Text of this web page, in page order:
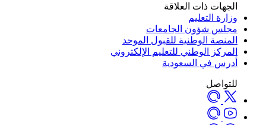
الجهات ذات العلاقة
وزارة التعليم
مجلس شؤون الجامعات
المنصة الوطنية للقبول الموحد
المركز الوطني للتعليم الإلكتروني
أدرس في السعودية
للتواصل